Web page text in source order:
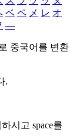
ベ ペ メ レ オ
―
중국어를 변환
.
시고 space를